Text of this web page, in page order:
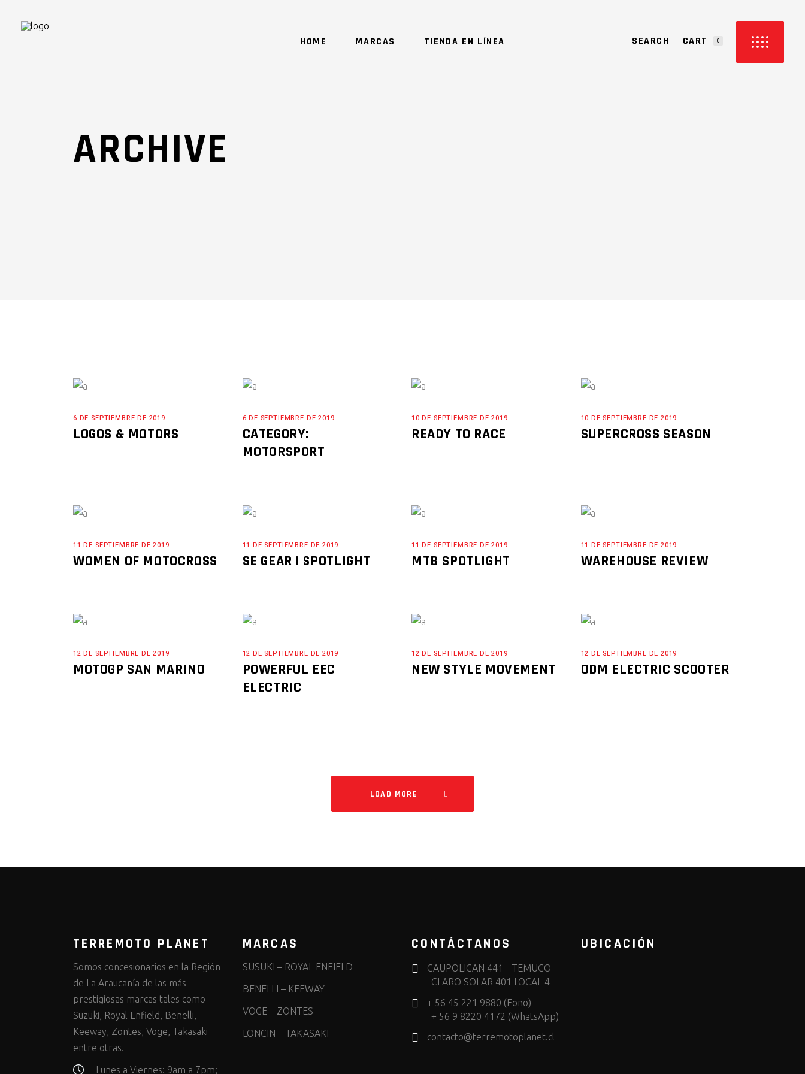
HOME MARCAS TIENDA EN LÍNEA CART 0
ARCHIVE
6 DE SEPTIEMBRE DE 2019
LOGOS & MOTORS
6 DE SEPTIEMBRE DE 2019
CATEGORY:
MOTORSPORT
10 DE SEPTIEMBRE DE 2019
READY TO RACE
10 DE SEPTIEMBRE DE 2019
SUPERCROSS SEASON
11 DE SEPTIEMBRE DE 2019
WOMEN OF MOTOCROSS
11 DE SEPTIEMBRE DE 2019
SE GEAR | SPOTLIGHT
11 DE SEPTIEMBRE DE 2019
MTB SPOTLIGHT
11 DE SEPTIEMBRE DE 2019
WAREHOUSE REVIEW
12 DE SEPTIEMBRE DE 2019
MOTOGP SAN MARINO
12 DE SEPTIEMBRE DE 2019
POWERFUL EEC
ELECTRIC
12 DE SEPTIEMBRE DE 2019
NEW STYLE MOVEMENT
12 DE SEPTIEMBRE DE 2019
ODM ELECTRIC SCOOTER
LOAD MORE
TERREMOTO PLANET
Somos concesionarios en la Región
de La Araucanía de las más
prestigiosas marcas tales como
Suzuki, Royal Enfield, Benelli,
Keeway, Zontes, Voge, Takasaki
entre otras.
Lunes a Viernes: 9am a 7pm;
MARCAS
SUSUKI – ROYAL ENFIELD
BENELLI – KEEWAY
VOGE– ZONTES
LONCIN – TAKASAKI
CONTÁCTANOS
CAUPOLICAN 441 - TEMUCO
CLARO SOLAR 401 LOCAL 4
+ 56 45 221 9880 (Fono)
+ 56 9 8220 4172 (WhatsApp)
contacto@terremotoplanet.cl
UBICACIÓN